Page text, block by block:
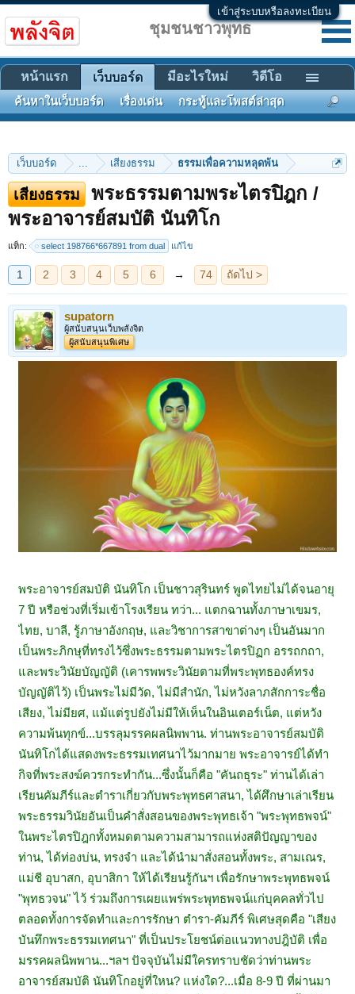
เข้าสู่ระบบหรือลงทะเบียน
เว็บบอร์ด ... เสียงธรรม ธรรมเพื่อความหลุดพ้น
เสียงธรรม
พระธรรมตามพระไตรปิฎก /
พระอาจารย์สมบัติ นันทิโก
แท็ก: select 198766*667891 from dual แก้ไข
1 2 3 4 6 → 74 ถัดไป >
supatorn
ผู้สนับสนุนเว็บพลังจิต
ผู้สนับสนุนพิเศษ
พระอาจารย์สมบัติ นันทิโก เป็นชาวสุรินทร์ พูดไทยไม่ได้จนอายุ
7 ปี หรือช่วงที่เริ่มเข้าโรงเรียน ทว่า... แตกฉานทั้งภาษาเขมร,
ไทย, บาลี, รู้ภาษาอังกฤษ, และวิชาการสาขาต่างๆ เป็นอันมาก
เป็นพระภิกษุที่ทรงไว้ซึ่งพระธรรมตามพระไตรปิฏก อรรถกถา,
และพระวินัยบัญญัติ (เคารพพระวินัยตามที่พระพุทธองค์ทรง
บัญญัติไว้) เป็นพระไม่มีวัด, ไม่มีสำนัก, ไม่หวังลาภสักการะชื่อ
เสียง, ไม่มียศ, แม้แต่รูปยังไม่มีให้เห็นในอินเตอร์เน็ต, แต่หวัง
ความพ้นทุกข์...บรรลุมรรคผลนิพพาน. ท่านพระอาจารย์สมบัติ
นันทิโกได้แสดงพระธรรมเทศนาไว้มากมาย พระอาจารย์ได้ทำ
กิจที่พระสงฆ์ควรกระทำกัน...ซึ่งนั้นก็คือ "คันถธุระ" ท่านได้เล่า
เรียนคัมภีร์และตำราเกี่ยวกับพระพุทธศาสนา, ได้ศึกษาเล่าเรียน
พระธรรมวินัยอันเป็นคำสั่งสอนของพระพุทธเจ้า "พระพุทธพจน์"
ในพระไตรปิฎกทั้งหมดตามความสามารถแห่งสติปัญญาของ
ท่าน, ได้ท่องบ่น, ทรงจำ และได้นำมาสั่งสอนทั้งพระ, สามเณร,
แม่ชี อุบาสก, อุบาสิกา ให้ได้เรียนรู้กันฯ เพื่อรักษาพระพุทธพจน์
"พุทธวจน" ไว้ ร่วมถึงการเผยแพร่พระพุทธพจน์แก่บุคคลทั่วไป
ตลอดทั้งการจัดทำและการรักษา ตำรา-คัมภีร์ พิเศษสุดคือ "เสียง
บันทึกพระธรรมเทศนา" ที่เป็นประโยชน์ต่อแนวทางปฎิบัติ เพื่อ
มรรคผลนิพพาน...ฯลฯ ปัจจุบันไม่มีใครทราบชัดว่าท่านพระ
อาจารย์สมบัติ นันทิโกอยู่ที่ใหน? แห่งใด?...เมื่อ 8-9 ปี ที่ผ่านมา
ชุมชนชาวพุทธ
หน้าแรก เว็บบอร์ด
ค้นหาในเว็บบอร์ด เรื่องเด่น กระทู้และโพสต์ล่าสุด
มีอะไรใหม่ วิดีโอ